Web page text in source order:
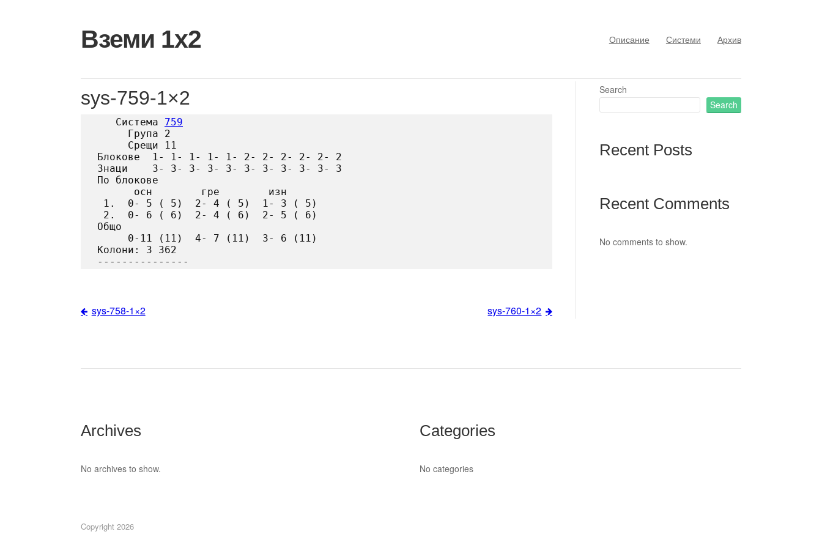
content
Вземи 1х2 Описание Системи Архив
sys-759-1×2
   Система
759
     Група 2
     Срещи 11
Блокове  1- 1- 1- 1- 1- 2- 2- 2- 2- 2- 2
Знаци    3- 3- 3- 3- 3- 3- 3- 3- 3- 3- 3
По блокове
      осн        гре        изн
1.  0- 5 ( 5)  2- 4 ( 5)  1- 3 ( 5)
2.  0- 6 ( 6)  2- 4 ( 6)  2- 5 ( 6)
Общо
     0-11 (11)  4- 7 (11)  3- 6 (11)
Колони: 3 362
Post
sys-758-1×2 sys-760-1×2
Search
Search
Recent Posts
Recent Comments
No comments to show.
Archives
No archives to show.
Categories
No categories
Copyright 2026